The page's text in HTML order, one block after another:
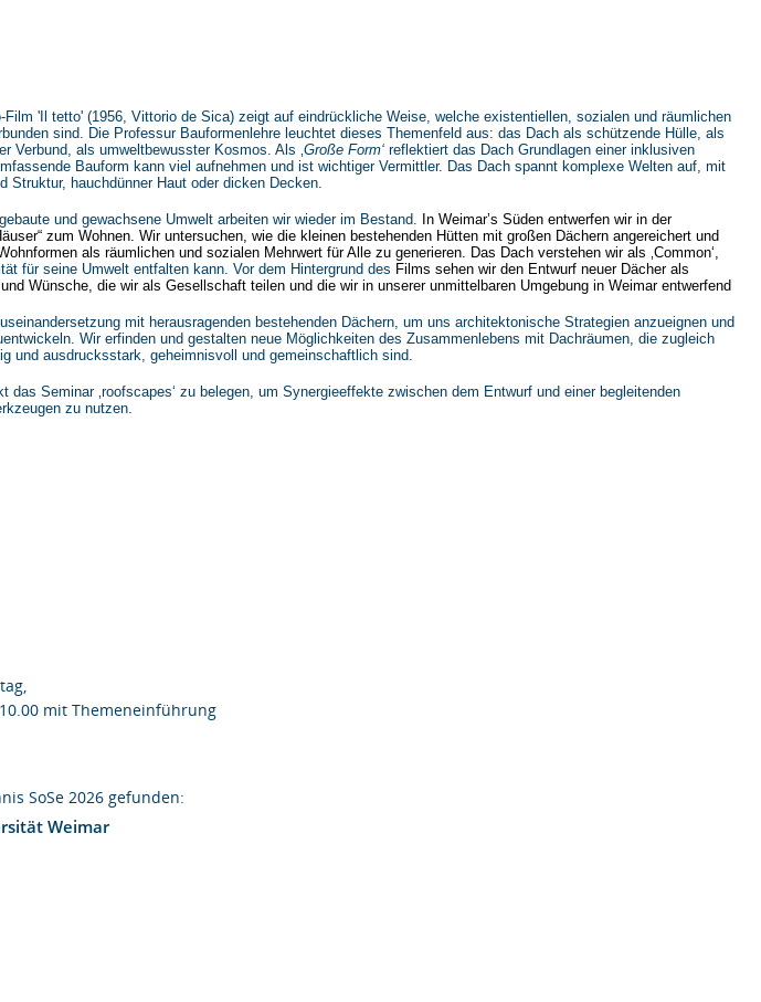
Film 'Il tetto' (1956, Vittorio de Sica) zeigt auf eindrückliche Weise, welche existentiellen, sozialen und räumlichen
sind. Die Professur Bauformenlehre leuchtet dieses Themenfeld aus: das Dach als schützende Hülle, als
Verbund, als umweltbewusster Kosmos.Als ‚Große Form‘ reflektiert das Dach Grundlagen einer inklusiven
Bauform kann viel aufnehmen und ist wichtiger Vermittler. Das Dach spannt komplexe Welten auf, mit
Struktur, hauchdünner Haut oder dicken Decken.
und gewachsene Umwelt arbeiten wir wieder im Bestand.
In Weimar’s Süden entwerfen wir in der
zum Wohnen. Wir untersuchen, wie die kleinen bestehenden Hütten mit großen Dächern angereichert und
als räumlichen und sozialen Mehrwert für Alle zu generieren. Das Dach verstehen wir als ‚Common‘,
für seine Umwelt entfalten kann. Vor dem Hintergrund des Films sehen wir den Entwurf neuer Dächer als
Wünsche, die wir als Gesellschaft teilen und die wir in unserer unmittelbaren Umgebung in Weimar entwerfend
mit herausragenden bestehenden Dächern, um uns architektonische Strategien anzueignen und
Wir erfinden und gestalten neue Möglichkeiten des Zusammenlebens mit Dachräumen, die zugleich
und ausdrucksstark, geheimnisvoll und gemeinschaftlich sind.
das Seminar ‚roofscapes‘ zu belegen, um Synergieeffekte zwischen dem Entwurf und einer begleitenden
zu nutzen.
mit Themeneinführung
SoSe 2026 gefunden:
Weimar